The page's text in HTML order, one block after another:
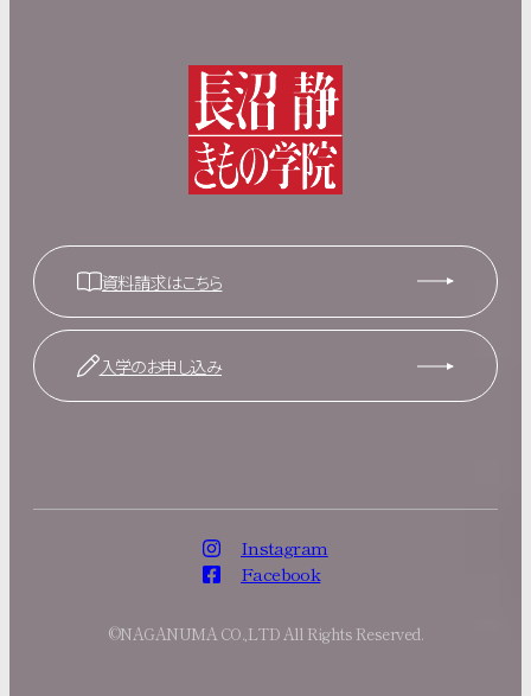
資料請求はこちら
入学のお申し込み
Instagram
Facebook
©NAGANUMA CO.,LTD All Rights Reserved.